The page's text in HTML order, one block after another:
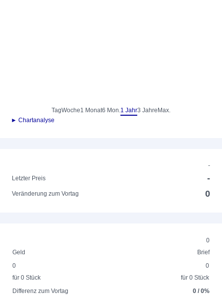
TagWoche1 Monat6 Mon.1 Jahr3 Jahre Max.
► Chartanalyse
-
Letzter Preis
-
Veränderung zum Vortag 0
0
Geld
Brief
0
für 0 Stück
0
für 0 Stück
Differenz zum Vortag
0 / 0%